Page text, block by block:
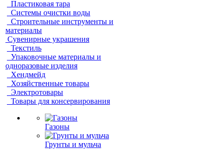
Пластиковая тара
Системы очистки воды
Строительные инструменты и
материалы
Сувенирные украшения
Текстиль
Упаковочные материалы и
одноразовые изделия
Хендмейд
Хозяйственные товары
Электротовары
Товары для консервирования
Газоны
Грунты и мульча